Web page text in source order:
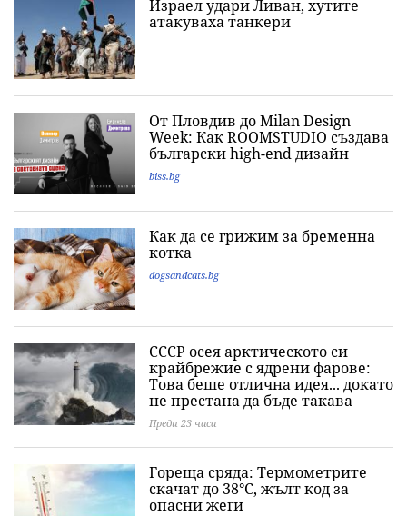
Израел удари Ливан, хутите
атакуваха танкери
От Пловдив до Milan Design
Week: Как ROOMSTUDIO създава
български high-end дизайн
biss.bg
Как да се грижим за бременна
котка
dogsandcats.bg
СССР осея арктическото си
крайбрежие с ядрени фарове:
Това беше отлична идея... докато
не престана да бъде такава
Преди 23 часа
Гореща сряда: Термометрите
скачат до 38°C, жълт код за
опасни жеги